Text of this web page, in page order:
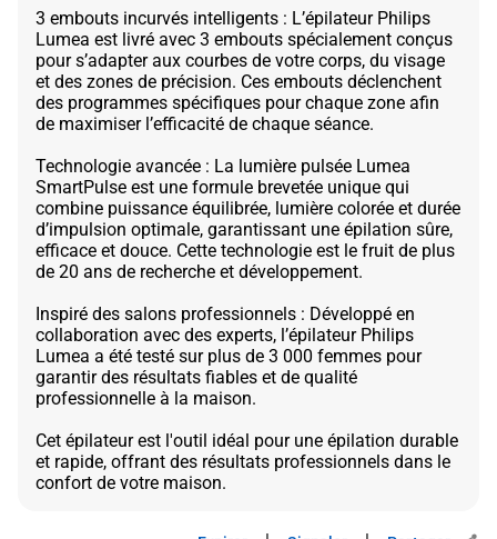
3 embouts incurvés intelligents : L’épilateur Philips
Lumea est livré avec 3 embouts spécialement conçus
pour s’adapter aux courbes de votre corps, du visage
et des zones de précision. Ces embouts déclenchent
des programmes spécifiques pour chaque zone afin
de maximiser l’efficacité de chaque séance.
Technologie avancée : La lumière pulsée Lumea
SmartPulse est une formule brevetée unique qui
combine puissance équilibrée, lumière colorée et durée
d’impulsion optimale, garantissant une épilation sûre,
efficace et douce. Cette technologie est le fruit de plus
de 20 ans de recherche et développement.
Inspiré des salons professionnels : Développé en
collaboration avec des experts, l’épilateur Philips
Lumea a été testé sur plus de 3 000 femmes pour
garantir des résultats fiables et de qualité
professionnelle à la maison.
Cet épilateur est l'outil idéal pour une épilation durable
et rapide, offrant des résultats professionnels dans le